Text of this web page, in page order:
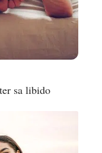
sa libido